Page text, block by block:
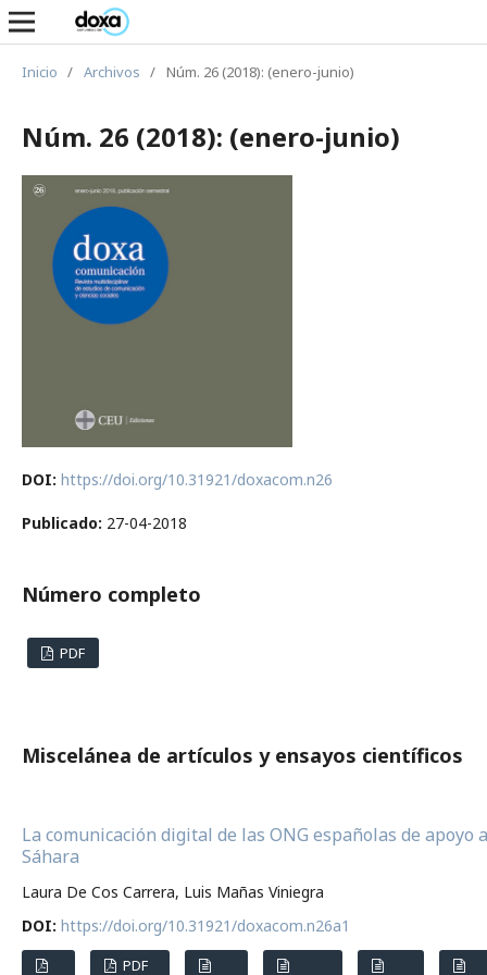
Inicio / Archivos / Núm. 26 (2018): (enero-junio)
Núm. 26 (2018): (enero-junio)
DOI: https://doi.org/10.31921/doxacom.n26
Publicado: 27-04-2018
Número completo
PDF
Miscelánea de artículos y ensayos científicos
La comunicación digital de las ONG españolas de apoyo
Sáhara
Laura De Cos Carrera, Luis Mañas Viniegra
DOI: https://doi.org/10.31921/doxacom.n26a1
PDF